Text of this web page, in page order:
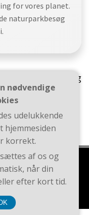
for vores planet.
naturparkbesøg
Næste indlæg
og Brite
nødvendige
udelukkende
hjemmesiden
korrekt.
af os og
når din
efter kort tid.